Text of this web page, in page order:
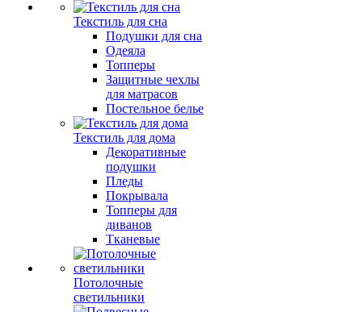
Текстиль для сна
Подушки для сна
Одеяла
Топперы
Защитные чехлы
для матрасов
Постельное белье
Текстиль для дома
Декоративные
подушки
Пледы
Покрывала
Топперы для
диванов
Тканевые
Потолочные
светильники